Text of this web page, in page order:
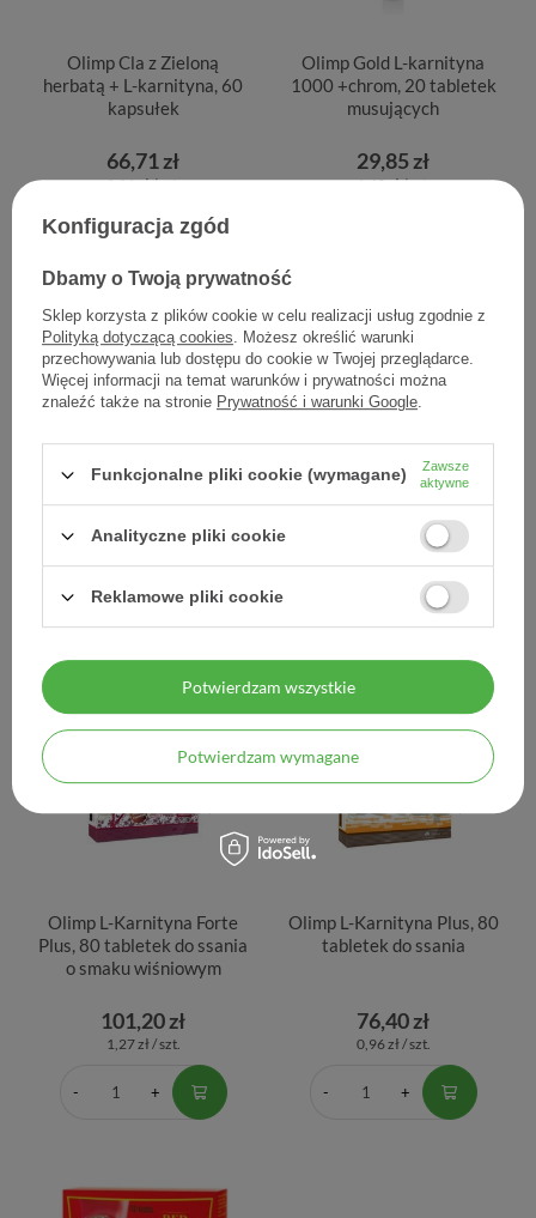
Olimp Cla z Zieloną
herbatą + L-karnityna, 60
kapsułek
66,71 zł
1,11 zł / szt.
Olimp Gold L-karnityna
1000 +chrom, 20 tabletek
musujących
29,85 zł
1,49 zł / szt.
musujących
28,70 zł
Olimp L-Karnityna 500
82,17 zł
1,37 zł / szt.
Olimp L-Karnityna Forte
Plus, 80 tabletek do ssania
o smaku wiśniowym
101,20 zł
1,27 zł / szt.
Olimp L-Karnityna Plus, 80
tabletek do ssania
76,40 zł
0,96 zł / szt.
Konfiguracja zgód
Dbamy o Twoją prywatność
Sklep korzysta z plików cookie w celu realizacji usług zgodnie z
Polityką dotyczącą cookies. Możesz określić warunki
przechowywania lub dostępu do cookie w Twojej przeglądarce.
Więcej informacji na temat warunków i prywatności można
znaleźć także na stronie Prywatność i warunki Google.
Funkcjonalne pliki cookie (wymagane)
Zawsze
aktywne
Analityczne pliki cookie
Reklamowe pliki cookie
Potwierdzam wymagane
Potwierdzam wszystkie